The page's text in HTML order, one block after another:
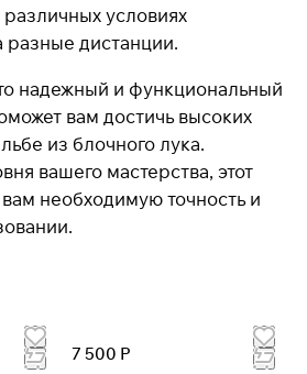
различных условиях
дистанции.
надежный и функциональный
вам достичь высоких
из блочного лука.
вашего мастерства, этот
необходимую точность и
7 500 Р